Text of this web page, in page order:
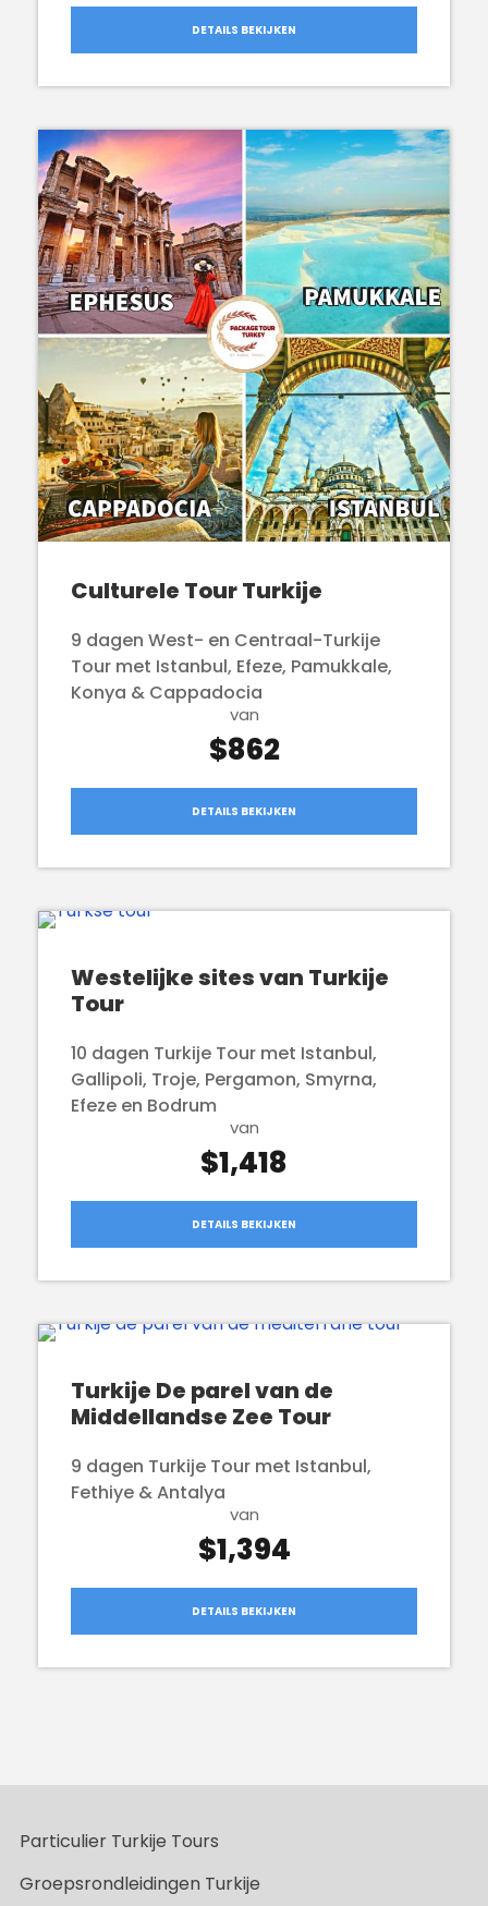
DETAILS BEKIJKEN
Culturele Tour Turkije
9 dagen West- en Centraal-Turkije
Tour met Istanbul, Efeze, Pamukkale,
Konya & Cappadocia
van
$862
DETAILS BEKIJKEN
Westelijke sites van Turkije
Tour
10 dagen Turkije Tour met Istanbul,
Gallipoli, Troje, Pergamon, Smyrna,
Efeze en Bodrum
van
$1,418
DETAILS BEKIJKEN
Turkije De parel van de
Middellandse Zee Tour
9 dagen Turkije Tour met Istanbul,
Fethiye & Antalya
van
$1,394
DETAILS BEKIJKEN
Particulier Turkije Tours
Groepsrondleidingen Turkije